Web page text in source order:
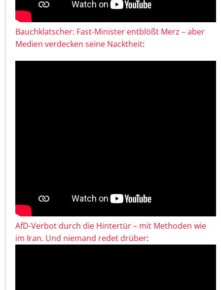
Bauchklatscher: Fast-Minister entblößt Merz – aber
Medien verdecken seine Nacktheit:
AfD-Verbot durch die Hintertür – mit Methoden wie
im Iran. Und niemand redet drüber: